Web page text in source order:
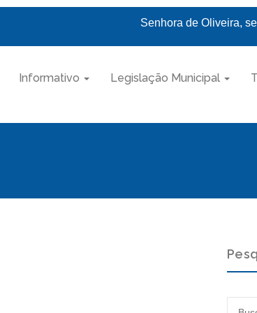
Senhora de Oliveira,
Informativo Legislação Municipal